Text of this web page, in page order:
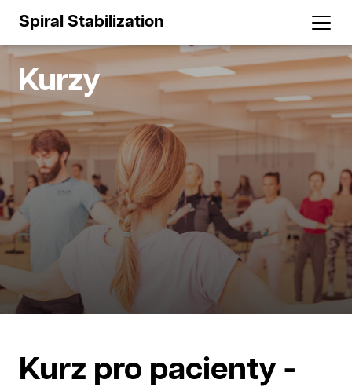
Spiral Stabilization
Kurzy
Kurz pro pacienty -